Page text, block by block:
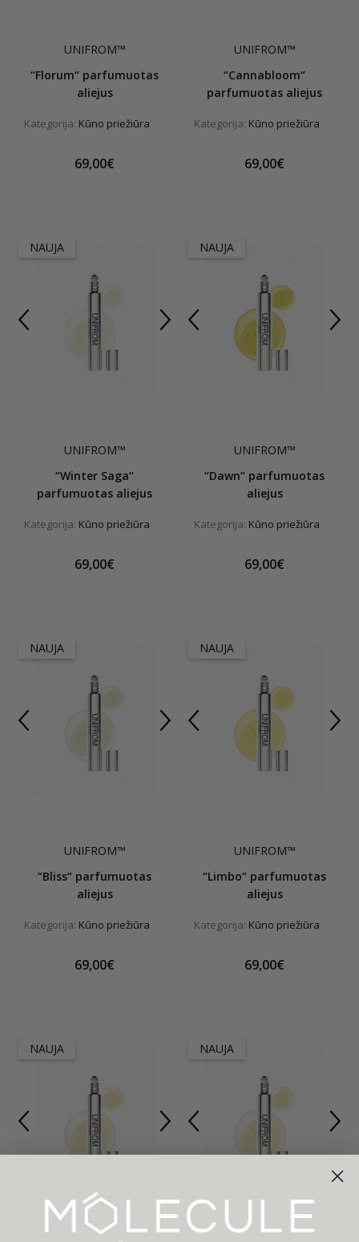
UNIFROM™
“Florum“ parfumuotas
aliejus
Kategorija: Kūno priežiūra
69,00€
UNIFROM™
“Cannabloom“
parfumuotas aliejus
Kategorija: Kūno priežiūra
69,00€
NAUJA
UNIFROM™
“Winter Saga“
parfumuotas aliejus
Kategorija: Kūno priežiūra
69,00€
NAUJA
UNIFROM™
“Dawn“ parfumuotas
aliejus
Kategorija: Kūno priežiūra
69,00€
NAUJA
UNIFROM™
“Bliss“ parfumuotas
aliejus
Kategorija: Kūno priežiūra
69,00€
NAUJA
UNIFROM™
“Limbo“ parfumuotas
aliejus
Kategorija: Kūno priežiūra
69,00€
NAUJA NAUJA